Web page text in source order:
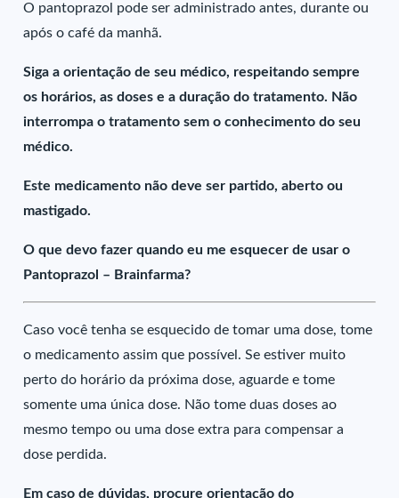
O pantoprazol pode ser administrado antes, durante ou
após o café da manhã.
Siga a orientação de seu médico, respeitando sempre
os horários, as doses e a duração do tratamento. Não
interrompa o tratamento sem o conhecimento do seu
médico.
Este medicamento não deve ser partido, aberto ou
mastigado.
O que devo fazer quando eu me esquecer de usar o
Pantoprazol – Brainfarma?
Caso você tenha se esquecido de tomar uma dose, tome
o medicamento assim que possível. Se estiver muito
perto do horário da próxima dose, aguarde e tome
somente uma única dose. Não tome duas doses ao
mesmo tempo ou uma dose extra para compensar a
dose perdida.
Em caso de dúvidas, procure orientação do